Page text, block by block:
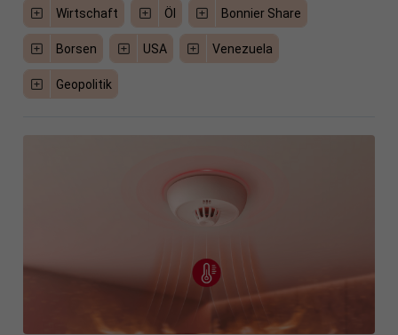
Wirtschaft Öl Bonnier Share
Borsen USA Venezuela
Geopolitik